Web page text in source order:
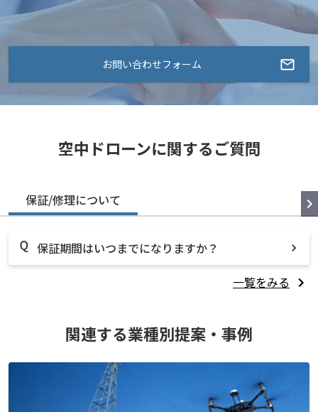
お問い合わせフォーム
空中ドローンに関するご質問
保証/修理について
保証期間はいつまでになりますか？
一覧をみる
関連する業種別提案・事例